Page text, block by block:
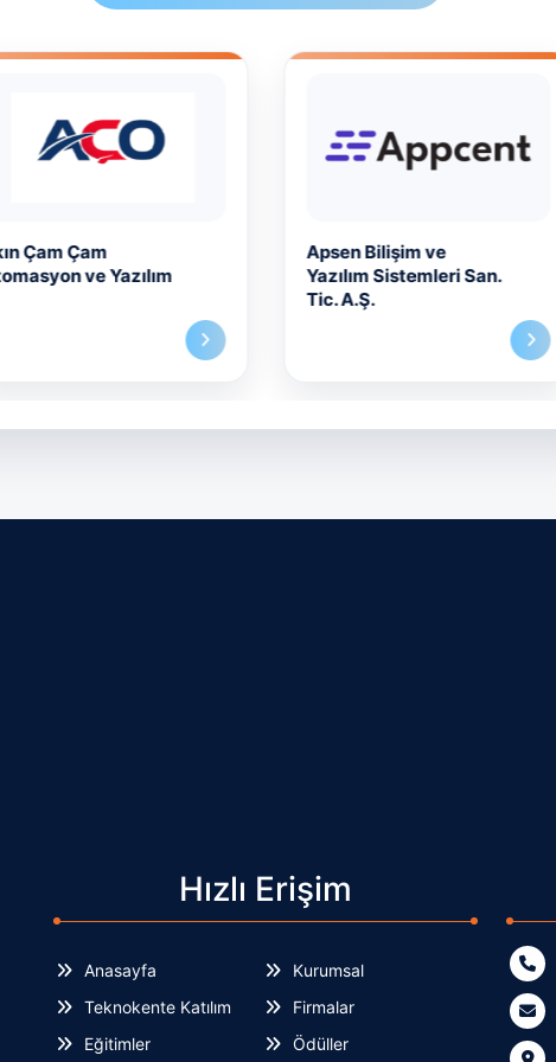
Çam Çam
ve Yazılım
Apsen Bilişim ve
Yazılım Sistemleri San.
Tic. A.Ş.
Hızlı Erişim
Anasayfa
Kurumsal
Teknokente Katılım
Firmalar
Eğitimler
Ödüller